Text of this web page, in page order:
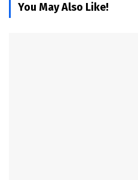
You May Also Like!